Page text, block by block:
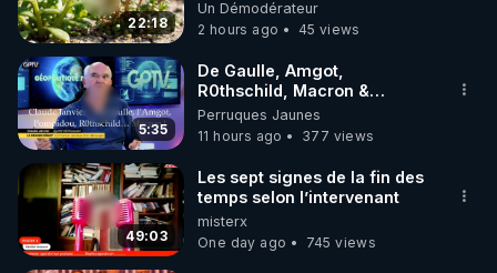
22:18
JARDIN&des Haies
Un Démodérateur
2 hours ago
45 views
5:35
De Gaulle, Amgot,
R0thschild, Macron &
Pompidou… Macron Claude
Janvier, GPTV, 18 X 2024
Perruques Jaunes
11 hours ago
377 views
49:03
Les sept signes de la fin des
temps selon l’intervenant
misterx
One day ago
745 views